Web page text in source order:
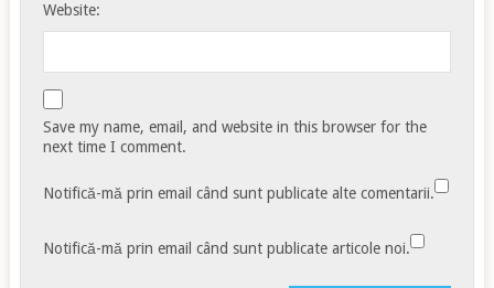
Website:
Save my name, email, and website in this browser for the
next time I comment.
Notifică-mă prin email când sunt publicate alte comentarii.
Notifică-mă prin email când sunt publicate articole noi.